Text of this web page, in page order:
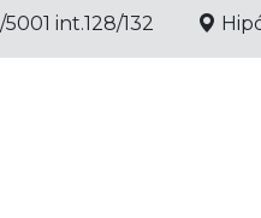
int.128/132